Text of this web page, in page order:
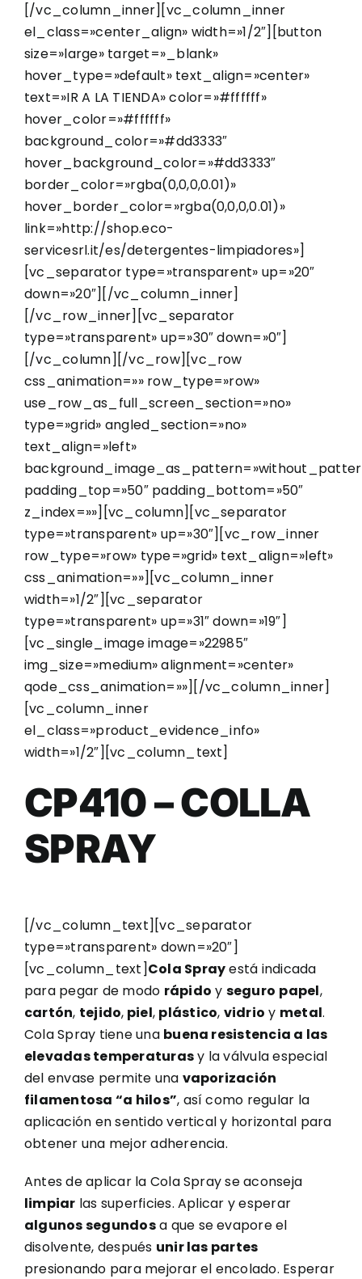
[/vc_column_inner][vc_column_inner
el_class=»center_align» width=»1/2″][button
size=»large» target=»_blank»
hover_type=»default» text_align=»center»
text=»IR A LA TIENDA» color=»#ffffff»
hover_color=»#ffffff»
background_color=»#dd3333″
hover_background_color=»#dd3333″
border_color=»rgba(0,0,0,0.01)»
hover_border_color=»rgba(0,0,0,0.01)»
link=»http://shop.eco-
servicesrl.it/es/detergentes-limpiadores»]
[vc_separator type=»transparent» up=»20″
down=»20″][/vc_column_inner]
[/vc_row_inner][vc_separator
type=»transparent» up=»30″ down=»0″]
[/vc_column][/vc_row][vc_row
css_animation=»» row_type=»row»
use_row_as_full_screen_section=»no»
type=»grid» angled_section=»no»
text_align=»left»
padding_top=»50″ padding_bottom=»50″
z_index=»»][vc_column][vc_separator
type=»transparent» up=»30″][vc_row_inner
row_type=»row» type=»grid» text_align=»left»
css_animation=»»][vc_column_inner
width=»1/2″][vc_separator
type=»transparent» up=»31″ down=»19″]
[vc_single_image image=»22985″
img_size=»medium» alignment=»center»
qode_css_animation=»»][/vc_column_inner]
[vc_column_inner
el_class=»product_evidence_info»
width=»1/2″][vc_column_text]
CP410 – COLLA
SPRAY
[/vc_column_text][vc_separator
type=»transparent» down=»20″]
[vc_column_text]Cola Sprayestá indicada
para pegar de modo rápido y seguro papel,
cartón, tejido, piel, plástico, vidrio y metal.
Cola Spray tiene una buena resistencia a las
elevadas temperaturasy la válvula especial
del envase permite una vaporización
filamentosa “a hilos”, así como regular la
aplicación en sentido vertical y horizontal para
obtener una mejor adherencia.
Antes de aplicar la Cola Spray se aconseja
limpiar las superficies. Aplicar y esperar
algunos segundosa que se evapore el
disolvente, después unir las partes
presionando para mejorar el encolado. Esperar